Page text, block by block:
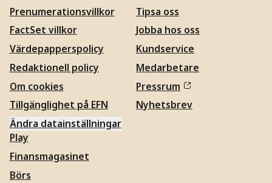
Prenumerationsvillkor
FactSet villkor
Värdepapperspolicy
Redaktionell policy
Om cookies
Tillgänglighet på EFN
Ändra datainställningar
Tipsa oss
Jobba hos oss
Kundservice
Medarbetare
Pressrum
Nyhetsbrev
Play
Finansmagasinet
Börs